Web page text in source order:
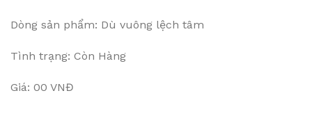
Dòng sản phẩm: Dù vuông lệch tâm
Tình trạng: Còn Hàng
Giá: 00 VNĐ